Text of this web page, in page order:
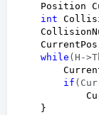
Position
int
    CurrentPos
while (H-
if
    }